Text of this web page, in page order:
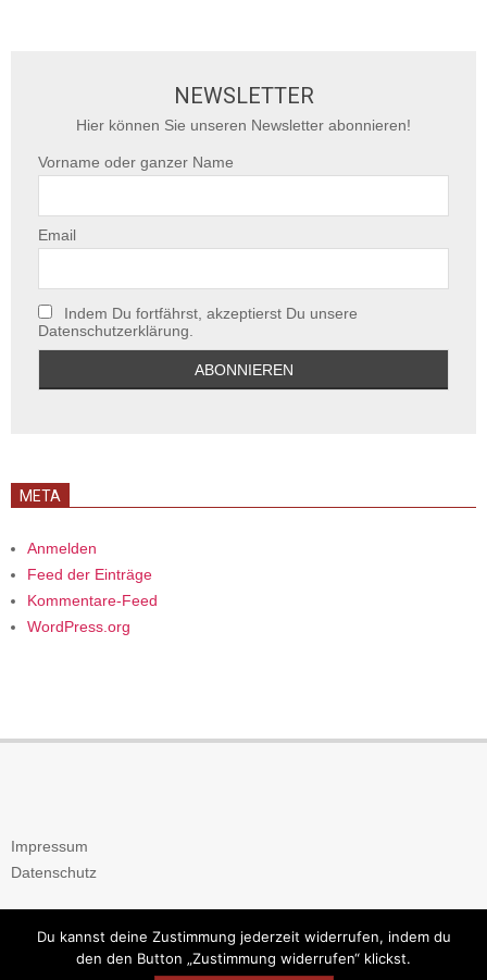
NEWSLETTER
Hier können Sie unseren Newsletter abonnieren!
Vorname oder ganzer Name
Email
Indem Du fortfährst, akzeptierst Du unsere
Datenschutzerklärung.
META
Anmelden
Feed der Einträge
Kommentare-Feed
WordPress.org
Impressum
Datenschutz
Du kannst deine Zustimmung jederzeit widerrufen, indem du
den den Button „Zustimmung widerrufen“ klickst.